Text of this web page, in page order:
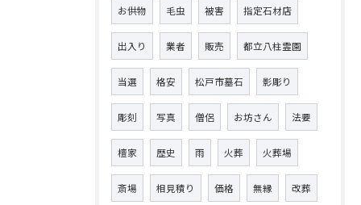
お供物 毛虫 被害 指定石材店
出入り 業者 販売 都立八柱霊園
当選 格安 松戸市墓石 影彫り
彫刻 写真 僧侶 お坊さん 法要
檀家 歴史 雨 火葬 火葬場
斎場 相見積り 価格 無縁 改葬